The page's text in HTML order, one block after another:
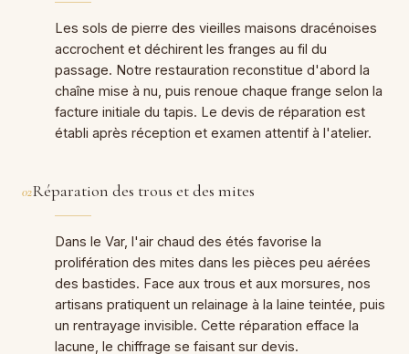
Les sols de pierre des vieilles maisons dracénoises
accrochent et déchirent les franges au fil du
passage. Notre restauration reconstitue d'abord la
chaîne mise à nu, puis renoue chaque frange selon la
facture initiale du tapis. Le devis de réparation est
établi après réception et examen attentif à l'atelier.
02Réparation des trous et des mites
Dans le Var, l'air chaud des étés favorise la
prolifération des mites dans les pièces peu aérées
des bastides. Face aux trous et aux morsures, nos
artisans pratiquent un relainage à la laine teintée, puis
un rentrayage invisible. Cette réparation efface la
lacune, le chiffrage se faisant sur devis.